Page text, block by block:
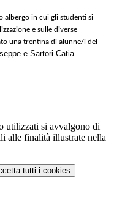
albergo in cui gli studenti si
e sulle diverse
una trentina di alunne/i del
e Sartori Catia
utilizzati si avvalgono di
alle finalità illustrate nella
tutti i cookies